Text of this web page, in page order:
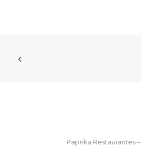
Paprika Restaurantes